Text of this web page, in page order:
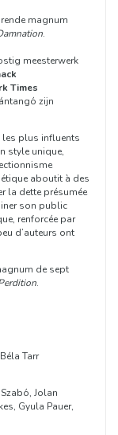
magnum
.
meesterwerk
Times
zijn
les plus influents
style unique,
aboutit à des
la dette présumée
son public
renforcée par
d’auteurs ont
de sept
.
Tarr
Jolan
Gyula Pauer,